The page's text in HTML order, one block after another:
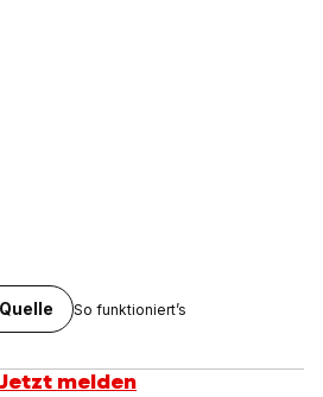
So funktioniert’s
Jetzt melden